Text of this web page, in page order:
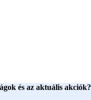
és az aktuális akciók?